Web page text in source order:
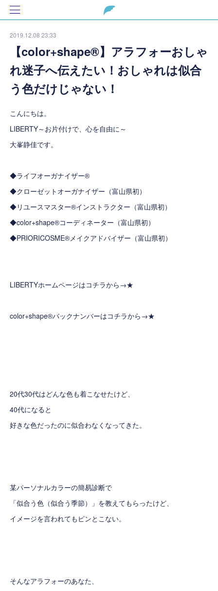
2019.12.08 23:33
【color+shape®】アラフォーおしゃ
れ迷子へ伝えたい！おしゃれは似合
う色だけじゃない！
こんにちは。
LIBERTY～お片付けで、心を自由に～
大峯静佳です。
◆ライフオーガナイザー®
◆クローゼットオーガナイザー（富山県初）
◆リユースマスター®インストラクター（富山県初）
◆color+shape®コーディネーター（富山県初）
◆PRIORICOSME®メイクアドバイザー（富山県初）
LIBERTYホームページはコチラから→★
color+shape®バックナンバーはコチラから→★
20代30代はどんな色も着こなせたけど、
40代になると
好きな色だったのに似合わなくなってきた。
某パーソナルカラーの簡易診断で
「似合う色（似合う季節）」を教えてもらったけど、
イメージを言われてもピンとこない。
そんなアラフォーのあなた、